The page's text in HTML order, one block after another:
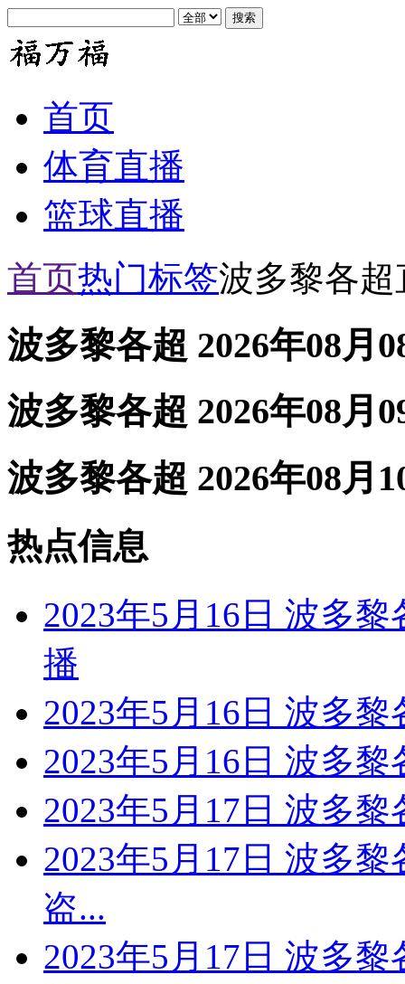
首页
体育直播
篮球直播
首页热门标签波多黎各超
波多黎各超 2026年08月
波多黎各超 2026年08月
波多黎各超 2026年08月
热点信息
2023年5月16日 波多
播
2023年5月16日 波多
2023年5月16日 波多
2023年5月17日 波多
2023年5月17日 波多
盗...
2023年5月17日 波多